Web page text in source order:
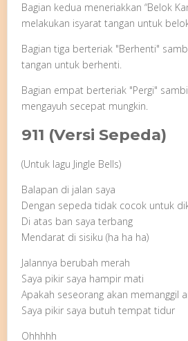
Bagian kedua meneriakkan “Belok
melakukan isyarat tangan untuk
Bagian tiga berteriak "Berhenti"
tangan untuk berhenti.
Bagian empat berteriak "Pergi"
mengayuh secepat mungkin.
911 (Versi Sepeda)
(Untuk lagu Jingle Bells)
Balapan di jalan saya
Dengan sepeda tidak cocok untuk
Di atas ban saya terbang
Mendarat di sisiku (ha ha ha)
Jalannya berubah merah
Saya pikir saya hampir mati
Apakah seseorang akan memanggil
Saya pikir saya butuh tempat tidur
Ohhhhh